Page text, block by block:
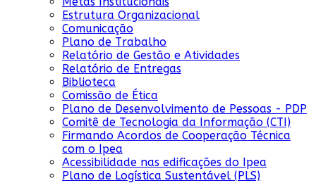
Estrutura Organizacional
Comunicação
Plano de Trabalho
Relatório de Gestão e Atividades
Relatório de Entregas
Biblioteca
Comissão de Ética
Plano de Desenvolvimento de Pessoas - PDP
Comitê de Tecnologia da Informação (CTI)
Firmando Acordos de Cooperação Técnica
com o Ipea
Acessibilidade nas edificações do Ipea
Plano de Logística Sustentável (PLS)